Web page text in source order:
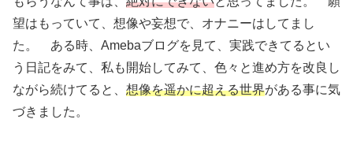
望はもっていて、想像や妄想で、オナニーはしてまし
た。 ある時、Amebaブログを見て、実践できてるとい
う日記をみて、私も開始してみて、色々と進め方を改良し
ながら続けてると、 想像を遥かに超える世界がある事に気
づきました。